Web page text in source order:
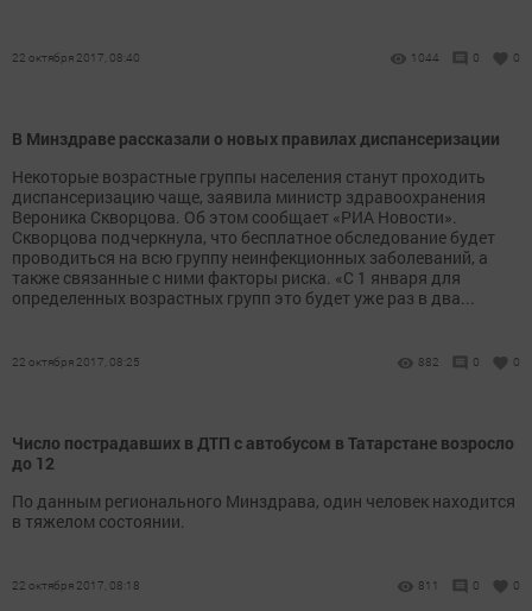
22 октября 2017, 08:40 1044 0 0
В Минздраве рассказали о новых правилах диспансеризации
Некоторые возрастные группы населения станут проходить
диспансеризацию чаще, заявила министр здравоохранения
Вероника Скворцова. Об этом сообщает «РИА Новости».
Скворцова подчеркнула, что бесплатное обследование будет
проводиться на всю группу неинфекционных заболеваний, а
также связанные с ними факторы риска. «С 1 января для
определенных возрастных групп это будет уже раз в два...
22 октября 2017, 08:25 882 0 0
Число пострадавших в ДТП с автобусом в Татарстане возросло
до 12
По данным регионального Минздрава, один человек находится
в тяжелом состоянии.
22 октября 2017, 08:18 811 0 0